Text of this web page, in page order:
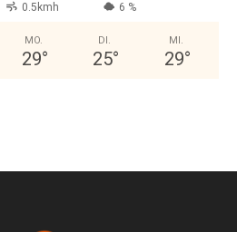
0.5kmh 6 %
MO.
29°
DI.
25°
MI.
29°